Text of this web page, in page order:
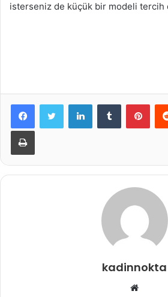
isterseniz de küçük bir modeli tercih
LinkedInTumblr
Yazdır
kadinnokta
Web